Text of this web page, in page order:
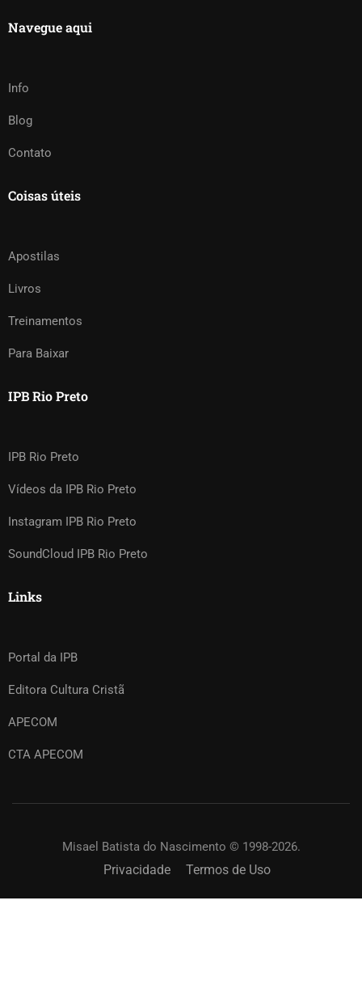
Navegue aqui
Info
Blog
Contato
Coisas úteis
Apostilas
Livros
Treinamentos
Para Baixar
IPB Rio Preto
IPB Rio Preto
Vídeos da IPB Rio Preto
Instagram IPB Rio Preto
SoundCloud IPB Rio Preto
Links
Portal da IPB
Editora Cultura Cristã
APECOM
CTA APECOM
Misael Batista do Nascimento © 1998-2026.
Privacidade Termos de Uso